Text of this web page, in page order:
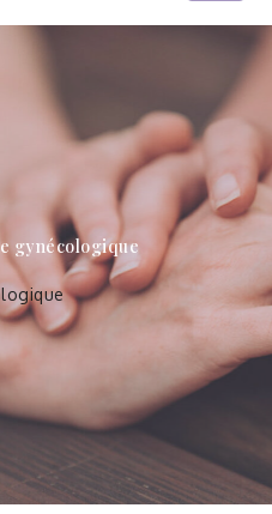
gynécologique